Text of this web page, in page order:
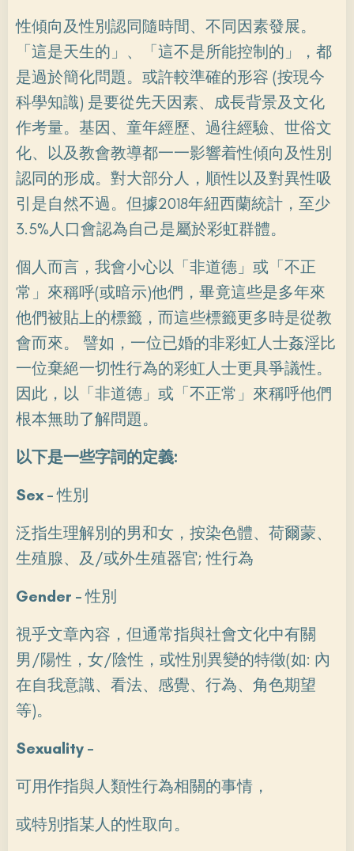
性傾向及性別認同隨時間、不同因素發展。
「這是天生的」、「這不是所能控制的」，都
是過於簡化問題。或許較準確的形容 (按現今
科學知識) 是要從先天因素、成長背景及文化
作考量。基因、童年經歷、過往經驗、世俗文
化、以及教會教導都一一影響着性傾向及性別
認同的形成。對大部分人，順性以及對異性吸
引是自然不過。但據2018年紐西蘭統計，至少
3.5%人口會認為自己是屬於彩虹群體。
個人而言，我會小心以「非道德」或「不正
常」來稱呼(或暗示)他們，畢竟這些是多年來
他們被貼上的標籤，而這些標籤更多時是從教
會而來。 譬如，一位已婚的非彩虹人士姦淫比
一位棄絕一切性行為的彩虹人士更具爭議性。
因此，以「非道德」或「不正常」來稱呼他們
根本無助了解問題。
以下是一些字詞的定義:
Sex –性別
泛指生理解別的男和女，按染色體、荷爾蒙、
生殖腺、及/或外生殖器官; 性行為
Gender –性別
視乎文章內容，但通常指與社會文化中有關
男/陽性，女/陰性，或性別異變的特徵(如: 內
在自我意識、看法、感覺、行為、角色期望
等)。
Sexuality –
可用作指與人類性行為相關的事情，
或特別指某人的性取向。